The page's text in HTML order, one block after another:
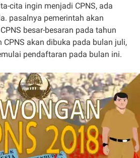
cita ingin menjadi CPNS, ada
pasalnya pemerintah akan
besar-besaran pada tahun
akan dibuka pada bulan juli,
pendaftaran pada bulan ini.